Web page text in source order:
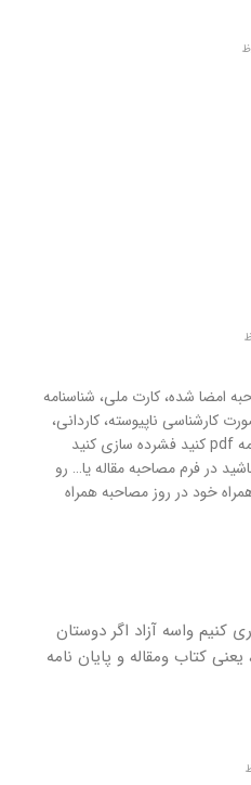
امضا شده، کارت ملی، شناسنامه
کارشناسی ناپیوسته، کاردانی،
ریز نمرات، و چکیده پایان نامه pdf کنید فشرده سازی کنید
در فرم مصاحبه مقاله یا… رو
خود در روز مصاحبه همراه
کنیم واسه آزاد اگر دوستان
کتاب و‌مقاله و پایان نامه